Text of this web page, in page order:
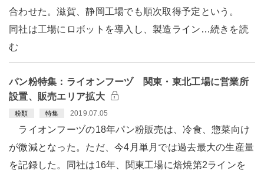
合わせた。滋賀、静岡工場でも順次取得予定という。
同社は工場にロボットを導入し、製造ライン…続きを読
む
パン粉特集：ライオンフーヅ 関東・東北工場に営業所
設置、販売エリア拡大
粉類 特集 2019.07.05
ライオンフーヅの18年パン粉販売は、冷食、惣菜向け
が微減となった。ただ、今4月単月では過去最大の生産量
を記録した。同社は16年、関東工場に焙焼第2ラインを